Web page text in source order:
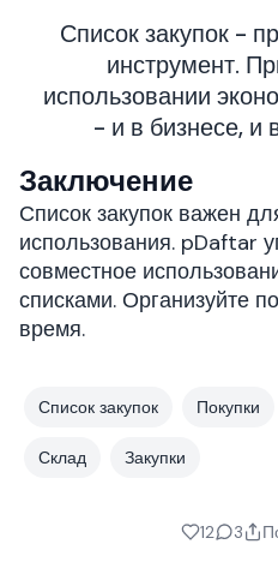
Список закупок -
инструмент.
использовании
- и в бизнесе, и
Заключение
Список закупок важен
использования. pDaftar
совместное
списками. Организуйте
время.
Список закупок Покупки
Склад Закупки
12 3